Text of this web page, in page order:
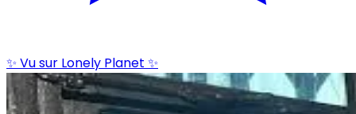
✨ Vu sur Lonely Planet ✨